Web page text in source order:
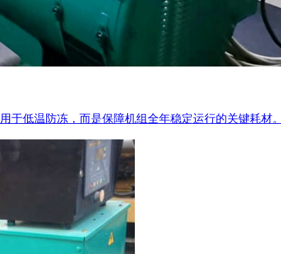
于低温防冻，而是保障机组全年稳定运行的关键耗材